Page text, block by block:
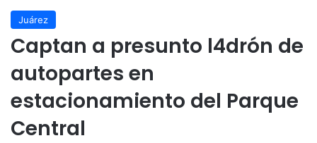
Juárez
Captan a presunto l4drón de
autopartes en
estacionamiento del Parque
Central